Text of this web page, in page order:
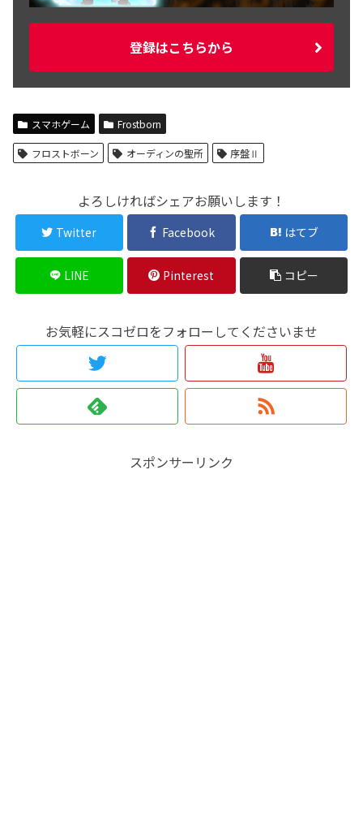
登録はこちらから
スマホゲーム Frostborn
フロストボーン オーディンの聖所 序盤Ⅱ
よろしければシェアお願いします！
Twitter Facebook はてブ
LINE Pinterest コピー
お気軽にスコゼロをフォローしてくださいませ
スポンサーリンク